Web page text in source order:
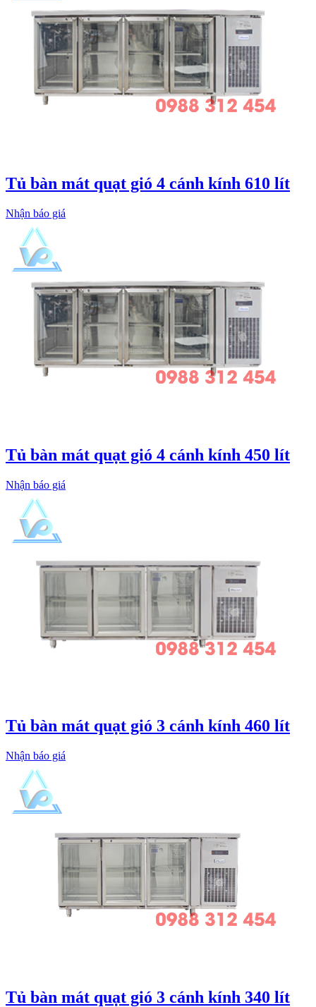
Tủ bàn mát quạt gió 4 cánh kính 610 lít
Nhận báo giá
Tủ bàn mát quạt gió 4 cánh kính 450 lít
Nhận báo giá
Tủ bàn mát quạt gió 3 cánh kính 460 lít
Nhận báo giá
Tủ bàn mát quạt gió 3 cánh kính 340 lít